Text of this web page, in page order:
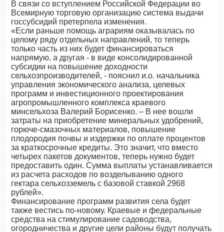
В связи со вступлением Российской Федерации во
Всемирную торговую организацию система выдачи
госсубсидий претерпела изменения.
«Если раньше помощь аграриям оказывалась по
целому ряду отдельных направлений, то теперь
только часть из них будет финансироваться
напрямую, а другая - в виде консолидированной
субсидии на повышение доходности
сельхозпроизводителей, - пояснил и.о. начальника
управления экономического анализа, целевых
программ и инвестиционного проектирования
агропромышленного комплекса краевого
минсельхоза Валерий Борисенко. – В нее вошли
затраты на приобретение минеральных удобрений,
горюче-смазочных материалов, повышение
плодородия почвы и издержки по оплате процентов
за краткосрочные кредиты. Это значит, что вместо
четырех пакетов документов, теперь нужно будет
предоставить один. Сумма выплаты устанавливается
из расчета расходов по возделыванию одного
гектара сельхозземель с базовой ставкой 2968
рублей».
Финансирование программ развития села будет
также вестись по-новому. Краевые и федеральные
средства на стимулирование садоводства,
огородничества и другие цели районы будут получать